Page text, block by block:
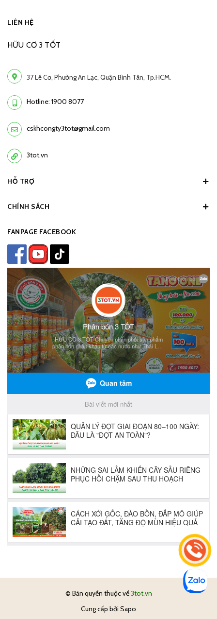
LIÊN HỆ
HỮU CƠ 3 TỐT
37 Lê Cơ, Phường An Lạc, Quận Bình Tân, Tp.HCM.
Hotline: 1900 8077
cskhcongty3tot@gmail.com
3tot.vn
HỖ TRỢ
CHÍNH SÁCH
FANPAGE FACEBOOK
© Bản quyền thuộc về3tot.vn
Cung cấp bởi Sapo